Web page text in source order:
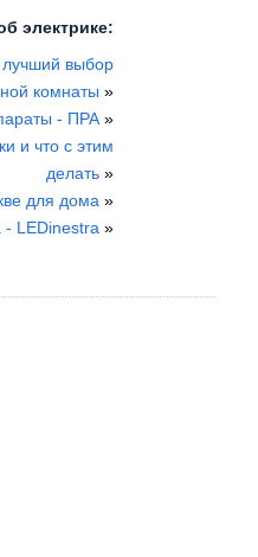
электрике:
лучший выбор
комнаты »
- ПРА»
и что с этим
делать »
для дома »
- LEDinestra »